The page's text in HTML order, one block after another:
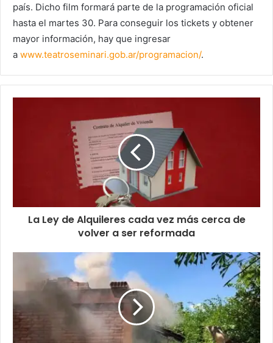
país. Dicho film formará parte de la programación oficial
hasta el martes 30. Para conseguir los tickets y obtener
mayor información, hay que ingresar
a www.teatroseminari.gob.ar/programacion/.
La Ley de Alquileres cada vez más cerca de
volver a ser reformada